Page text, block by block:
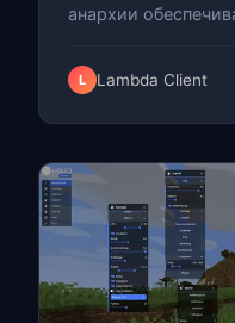
анархии
опытных игроков.
Minecra…
L Lambda Client